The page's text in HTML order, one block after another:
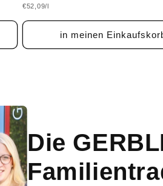
Preis
Grundpreis
€52,09/l
in meinen
Die